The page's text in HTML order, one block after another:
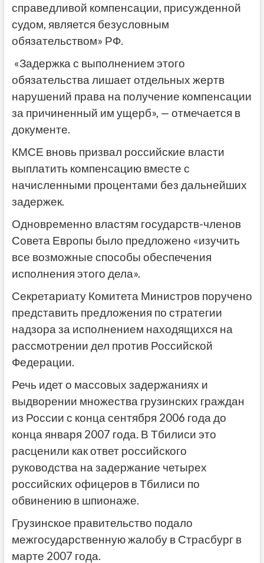
справедливой компенсации, присужденной
судом, является безусловным
обязательством» РФ.
«Задержка с выполнением этого
обязательства лишает отдельных жертв
нарушений права на получение компенсации
за причиненный им ущерб», — отмечается в
документе.
КМСЕ вновь призвал российские власти
выплатить компенсацию вместе с
начисленными процентами без дальнейших
задержек.
Одновременно властям государств-членов
Совета Европы было предложено «изучить
все возможные способы обеспечения
исполнения этого дела».
Секретариату Комитета Министров поручено
представить предложения по стратегии
надзора за исполнением находящихся на
рассмотрении дел против Российской
Федерации.
Речь идет о массовых задержаниях и
выдворении множества грузинских граждан
из России с конца сентября 2006 года до
конца января 2007 года. В Тбилиси это
расценили как ответ российского
руководства на задержание четырех
российских офицеров в Тбилиси по
обвинению в шпионаже.
Грузинское правительство подало
межгосударственную жалобу в Страсбург в
марте 2007 года.